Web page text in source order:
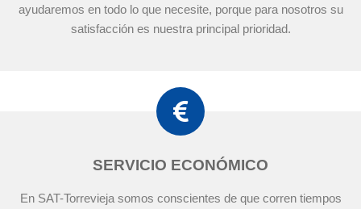
ayudaremos en todo lo que necesite, porque para nosotros su
satisfacción es nuestra principal prioridad.
SERVICIO ECONÓMICO
En SAT-Torrevieja somos conscientes de que corren tiempos